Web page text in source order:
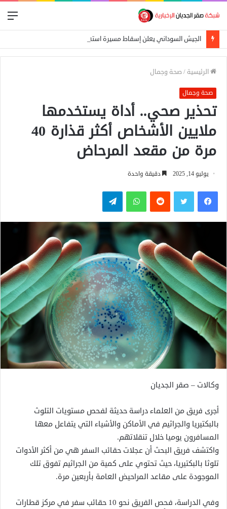
الرئيسية / صحة وجمال
صحة وجمال
تحذير صحي.. أداة يستخدمها
ملايين الأشخاص أكثر قذارة 40
مرة من مقعد المرحاض
يوليو 14, 2025 دقيقة واحدة
فيسبوكتويتر واتساب تيلقرام
وكالات – صقر الجديان
أجرى فريق من العلماء دراسة حديثة لفحص مستويات التلوث
بالبكتيريا والجراثيم في الأماكن والأشياء التي يتفاعل معها
المسافرون يوميا خلال تنقلاتهم.
واكتشف فريق البحث أن عجلات حقائب السفر هي من أكثر الأدوات
تلوثا بالبكتيريا، حيث تحتوي على كمية من الجراثيم تفوق تلك
الموجودة على مقاعد المراحيض العامة بأربعين مرة.
وفي الدراسة، فحص الفريق نحو 10 حقائب سفر في مركز قطارات